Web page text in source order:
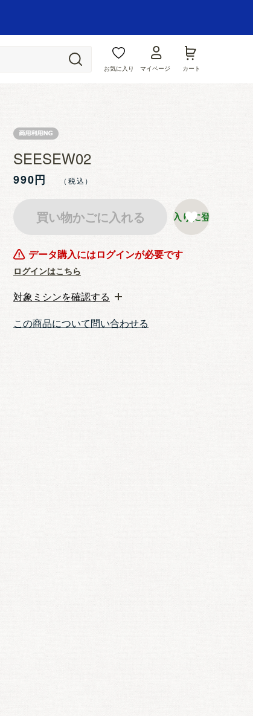
お気に入り マイページ カート
SEESEW02
990円
データ購入にはログインが必要です
買い物かごに入れる
ログインはこちら
お気に入りに登録する
対象ミシンを確認する
この商品について問い合わせる